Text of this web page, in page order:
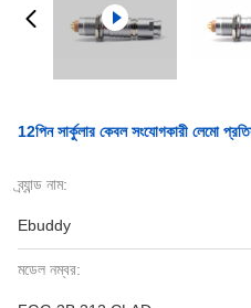
12পিন সার্কুলার কেবল সংযোগকারী লেমো
ব্র্যান্ড নাম:
Ebuddy
মডেল নম্বর: